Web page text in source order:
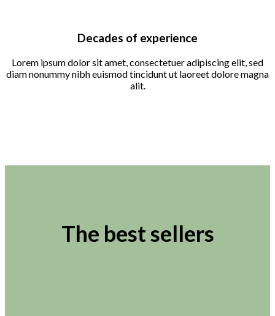
Decades of experience
Lorem ipsum dolor sit amet, consectetuer adipiscing elit, sed
diam nonummy nibh euismod tincidunt ut laoreet dolore magna
alit.
The best sellers